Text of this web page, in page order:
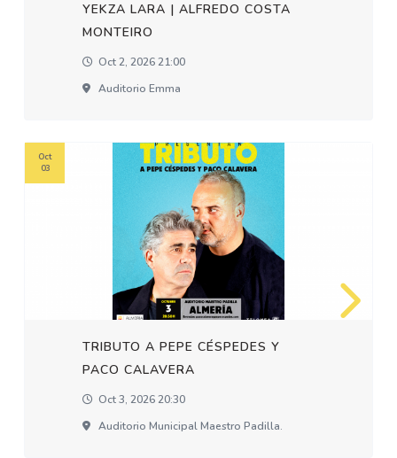
YEKZA LARA | ALFREDO COSTA
MONTEIRO
Oct 2, 2026 21:00
Auditorio Emma
TRIBUTO A PEPE CÉSPEDES Y
PACO CALAVERA
Oct 3, 2026 20:30
Auditorio Municipal Maestro Padilla.
Oct
03